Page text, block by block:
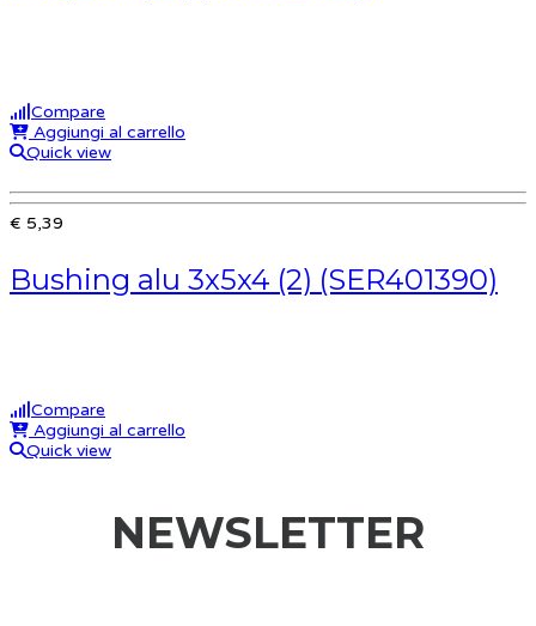
Compare
Aggiungi al carrello
Quick view
€ 5,39
Bushing alu 3x5x4 (2) (SER401390)
Compare
Aggiungi al carrello
Quick view
NEWSLETTER